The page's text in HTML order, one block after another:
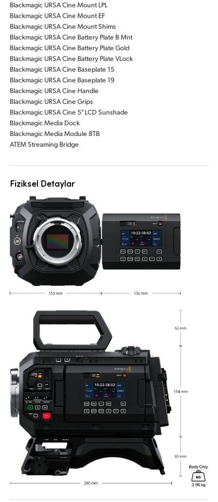
Blackmagic URSA Cine Mount LPL
Blackmagic URSA Cine Mount EF
Blackmagic URSA Cine Mount Shims
Blackmagic URSA Cine Battery Plate B Mnt
Blackmagic URSA Cine Battery Plate Gold
Blackmagic URSA Cine Battery Plate VLock
Blackmagic URSA Cine Baseplate 15
Blackmagic URSA Cine Baseplate 19
Blackmagic URSA Cine Handle
Blackmagic URSA Cine Grips
Blackmagic URSA Cine 5" LCD Sunshade
Blackmagic Media Dock
Blackmagic Media Module 8TB
ATEM Streaming Bridge
Fiziksel Detaylar